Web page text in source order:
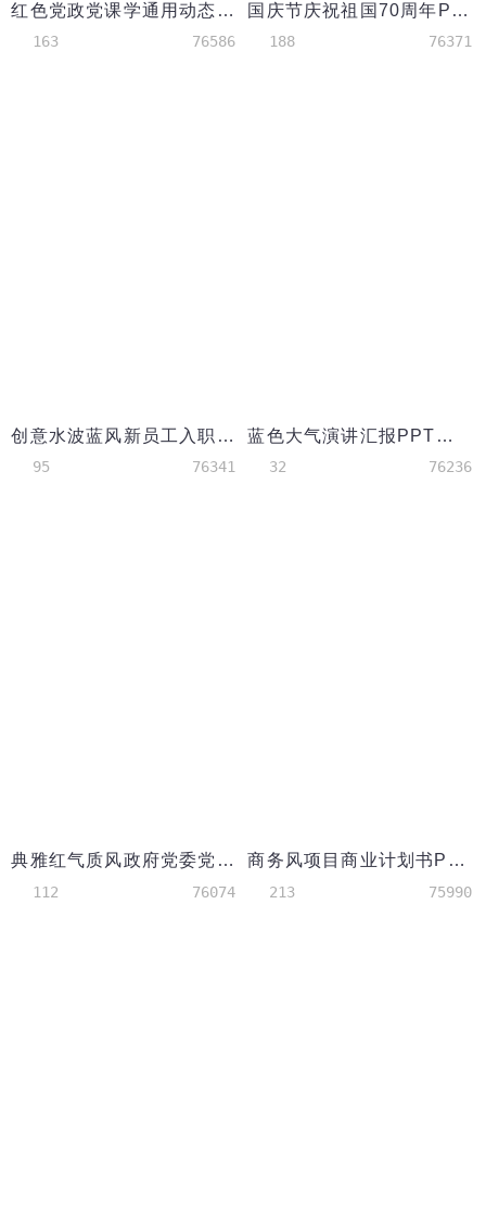
红色党政党课学通用动态PPT模板
163 76586
国庆节庆祝祖国70周年PPT模板
188 76371
创意水波蓝风新员工入职培训PPT模板
95 76341
蓝色大气演讲汇报PPT模板
32 76236
典雅红气质风政府党委党政教育培训PPT
112 76074
商务风项目商业计划书PPT模板
213 75990